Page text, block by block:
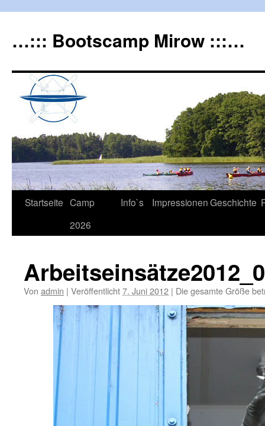
…::: Bootscamp Mirow :::…
Startseite Camp
2026
Info`s ImpressionenGeschichte
Von admin | Veröffentlicht7. Juni 2012 | Die gesamte Größe